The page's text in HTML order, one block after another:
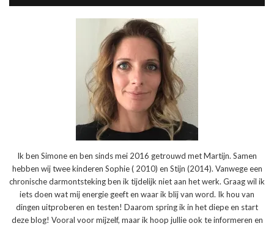
Ik ben Simone en ben sinds mei 2016 getrouwd met Martijn. Samen
hebben wij twee kinderen Sophie ( 2010) en Stijn (2014). Vanwege een
chronische darmontsteking ben ik tijdelijk niet aan het werk. Graag wil ik
iets doen wat mij energie geeft en waar ik blij van word. Ik hou van
dingen uitproberen en testen! Daarom spring ik in het diepe en start
deze blog! Vooral voor mijzelf, maar ik hoop jullie ook te informeren en